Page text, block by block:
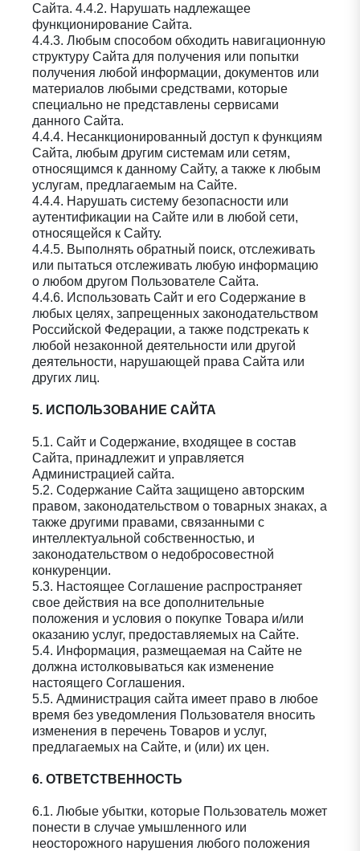
Сайта. 4.4.2. Нарушать надлежащее
функционирование Сайта.
4.4.3. Любым способом обходить навигационную
структуру Сайта для получения или попытки
получения любой информации, документов или
материалов любыми средствами, которые
специально не представлены сервисами
данного Сайта.
4.4.4. Несанкционированный доступ к функциям
Сайта, любым другим системам или сетям,
относящимся к данному Сайту, а также к любым
услугам, предлагаемым на Сайте.
4.4.4. Нарушать систему безопасности или
аутентификации на Сайте или в любой сети,
относящейся к Сайту.
4.4.5. Выполнять обратный поиск, отслеживать
или пытаться отслеживать любую информацию
о любом другом Пользователе Сайта.
4.4.6. Использовать Сайт и его Содержание в
любых целях, запрещенных законодательством
Российской Федерации, а также подстрекать к
любой незаконной деятельности или другой
деятельности, нарушающей права Сайта или
других лиц.
5. ИСПОЛЬЗОВАНИЕ САЙТА
5.1. Сайт и Содержание, входящее в состав
Сайта, принадлежит и управляется
Администрацией сайта.
5.2. Содержание Сайта защищено авторским
правом, законодательством о товарных знаках, а
также другими правами, связанными с
интеллектуальной собственностью, и
законодательством о недобросовестной
конкуренции.
5.3. Настоящее Соглашение распространяет
свое действия на все дополнительные
положения и условия о покупке Товара и/или
оказанию услуг, предоставляемых на Сайте.
5.4. Информация, размещаемая на Сайте не
должна истолковываться как изменение
настоящего Соглашения.
5.5. Администрация сайта имеет право в любое
время без уведомления Пользователя вносить
изменения в перечень Товаров и услуг,
предлагаемых на Сайте, и (или) их цен.
6. ОТВЕТСТВЕННОСТЬ
6.1. Любые убытки, которые Пользователь может
понести в случае умышленного или
неосторожного нарушения любого положения